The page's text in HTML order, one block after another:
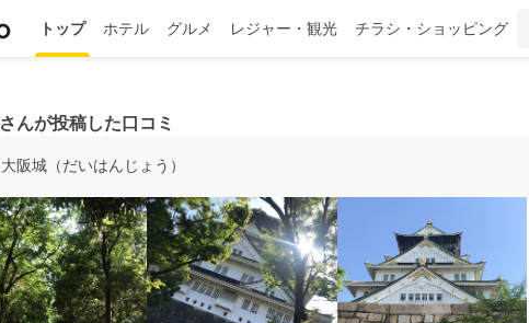
トップ ホテル グルメ レジャー・観光 チラシ・ショッピング
さんが投稿した口コミ
大阪城（だいはんじょう）